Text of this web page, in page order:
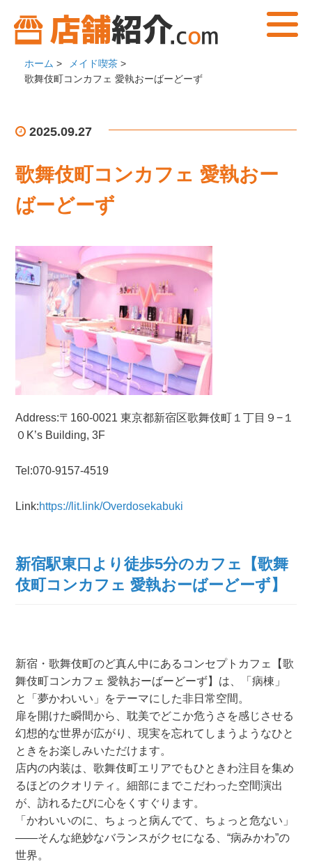
ホーム > メイド喫茶 >
歌舞伎町コンカフェ 愛執おーばーどーず
2025.09.27
歌舞伎町コンカフェ 愛執おー
ばーどーず
Address:〒160-0021 東京都新宿区歌舞伎町１丁目９−１
０K’s Building, 3F
Tel:070-9157-4519
Link:https://lit.link/Overdosekabuki
新宿駅東口より徒歩5分のカフェ【歌舞
伎町コンカフェ 愛執おーばーどーず】
新宿・歌舞伎町のど真ん中にあるコンセプトカフェ【歌
舞伎町コンカフェ 愛執おーばーどーず】は、「病棟」
と「夢かわいい」をテーマにした非日常空間。
扉を開けた瞬間から、耽美でどこか危うさを感じさせる
幻想的な世界が広がり、現実を忘れてしまうようなひと
ときをお楽しみいただけます。
店内の内装は、歌舞伎町エリアでもひときわ注目を集め
るほどのクオリティ。細部にまでこだわった空間演出
が、訪れるたびに心をくすぐります。
「かわいいのに、ちょっと病んでて、ちょっと危ない」
——そんな絶妙なバランスがクセになる、“病みかわ”の
世界。